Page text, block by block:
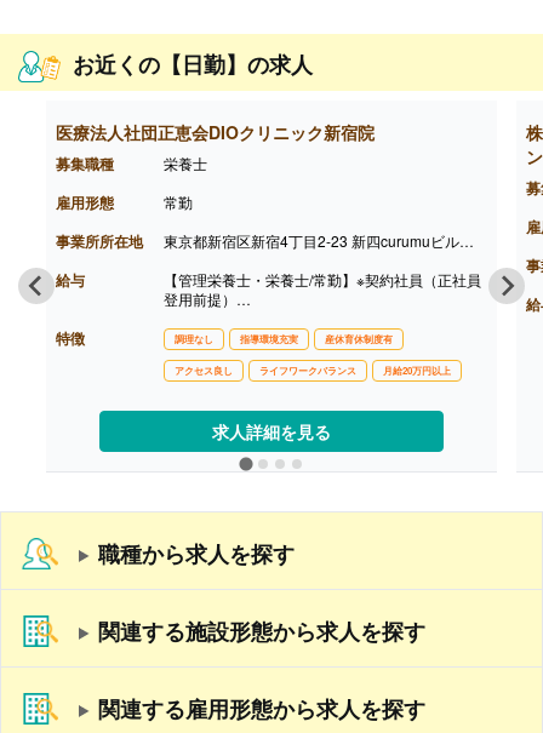
お近くの【日勤】の求人
医療法人社団正恵会DIOクリニック新宿院
募集職種 栄養士
雇用形態 常勤
事業所所在地 東京都新宿区新宿4丁目2-23 新四curumuビル地下1階
給与
【管理栄養士・栄養士/常勤】※契約社員（正社員
登用前提）
給与
［内訳］
・基本給 235,599円（基本給および固定残業手
・固定残業代 年間休日110日の場合、栄養士・
管理栄養士ともに一律29,559円（20時間分）と
なります。
なお、年間休日数の設定によって固定残業代の金
す。
0円
［その他手当］
・インセンティブ 年4回（平均80,000円‐100,00
【賞与】年2回（6月、12月）
【通勤手当】あり（上限30,000円/月）
【昇給】年2回
特徴 調理なし 指導環境充実 産休育休制度有
アクセス良し ライフワークバランス 月給20万円以上
求人詳細を見る
職種から求人を探す
関連する施設形態から求人を探す
関連する雇用形態から求人を探す